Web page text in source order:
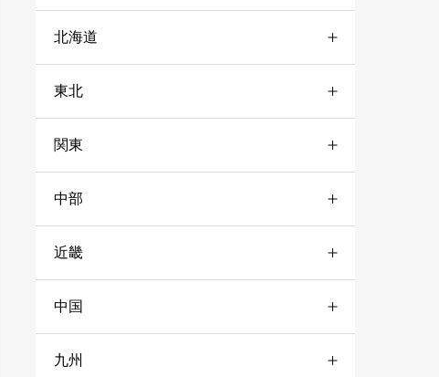
北海道
道央
道北
道南
道東
東北
宮城
山形
秋田
岩手
青森
関東
栃木
神奈川
千葉
東京
中部
愛知
岐阜
静岡
近畿
兵庫
奈良
中国
山口
九州